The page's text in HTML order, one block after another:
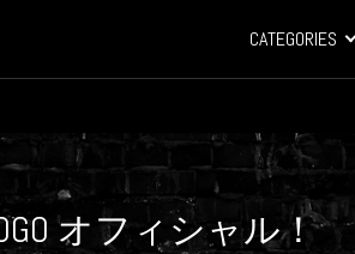
CATEGORIES
オフィシャル！